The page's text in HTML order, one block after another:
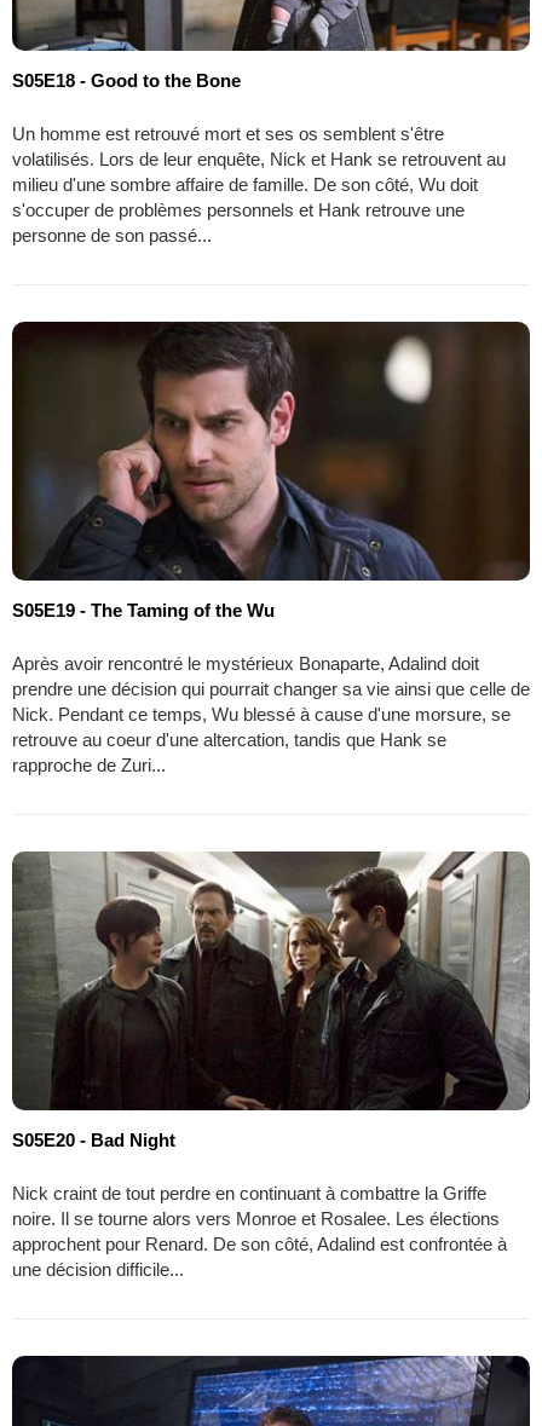
S05E18 - Good to the Bone
Un homme est retrouvé mort et ses os semblent s'être
volatilisés. Lors de leur enquête, Nick et Hank se retrouvent au
milieu d'une sombre affaire de famille. De son côté, Wu doit
s'occuper de problèmes personnels et Hank retrouve une
personne de son passé...
S05E19 - The Taming of the Wu
Après avoir rencontré le mystérieux Bonaparte, Adalind doit
prendre une décision qui pourrait changer sa vie ainsi que celle de
Nick. Pendant ce temps, Wu blessé à cause d'une morsure, se
retrouve au coeur d'une altercation, tandis que Hank se
rapproche de Zuri...
S05E20 - Bad Night
Nick craint de tout perdre en continuant à combattre la Griffe
noire. Il se tourne alors vers Monroe et Rosalee. Les élections
approchent pour Renard. De son côté, Adalind est confrontée à
une décision difficile...